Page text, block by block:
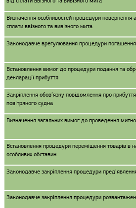
Визначення особливостей процедури повернення
сплати ввізного та вивізного мита
Законодавче врегулювання процедури
Встановлення вимог до процедури подання та
декларації прибуття
Закріплення обов’язку повідомлення про
повітряного судна
Визначення загальних вимог до проведення
Встановлення процедури переміщення товарів в
особливих обставин
Законодавче закріплення процедури
Законодавче закріплення процедури